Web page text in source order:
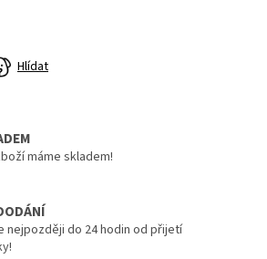
Hlídat
máme skladem!
nejpozději do 24 hodin od přijetí